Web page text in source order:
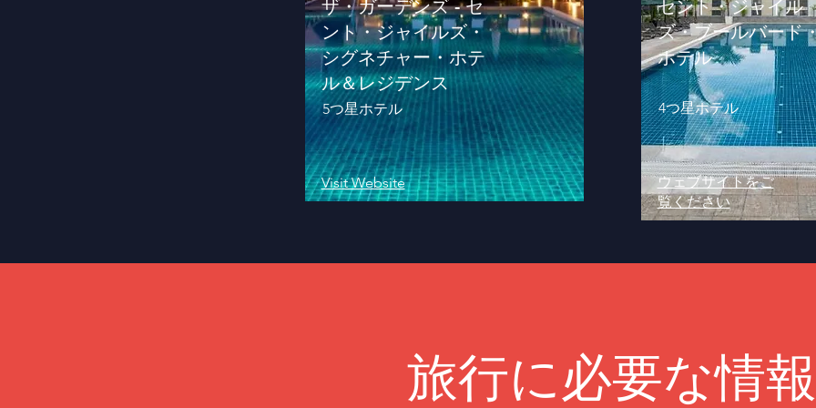
ザ・ガーデンズ - セ
ント・ジャイルズ・
シグネチャー・ホテ
ル＆レジデンス
5つ星ホテル
Visit Website
セント・ジャイル
ズ・ブールバード
ホテル
4つ星ホテル
ウェブサイトをご
覧ください
旅行に必要な情報